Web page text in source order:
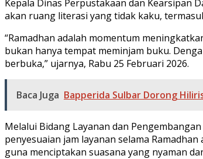
Kepala Dinas Perpustakaan dan Kearsipan
akan ruang literasi yang tidak kaku,
“Ramadhan adalah momentum
bukan hanya tempat meminjam buku.
berbuka,” ujarnya, Rabu 25 Februari 2026.
Baca Juga Bapperida Sulbar Dorong
Melalui Bidang Layanan dan
penyesuaian jam layanan selama
guna menciptakan suasana yang nyaman